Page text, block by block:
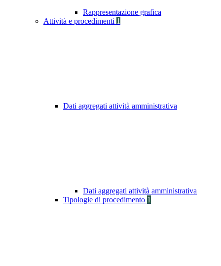
Rappresentazione grafica
Attività e procedimenti 1
Dati aggregati attività amministrativa
Dati aggregati attività amministrativa
Tipologie di procedimento 1